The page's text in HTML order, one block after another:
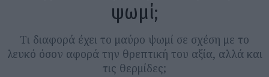
ψωμί;
Τι διαφορά έχει το μαύρο ψωμί σε σχέση με το
λευκό όσον αφορά την θρεπτική του αξία, αλλά και
τις θερμίδες;